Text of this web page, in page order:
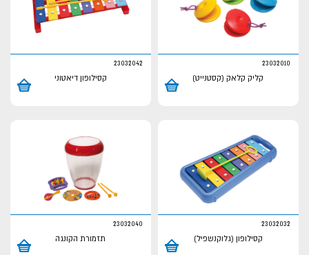
23032010
קליק קלאק (קסטנייט)
23032042
קסילופון דיאטוני
23032032
קסילופון (גלוקנשפיל)
23032040
תזמורת הקונגה